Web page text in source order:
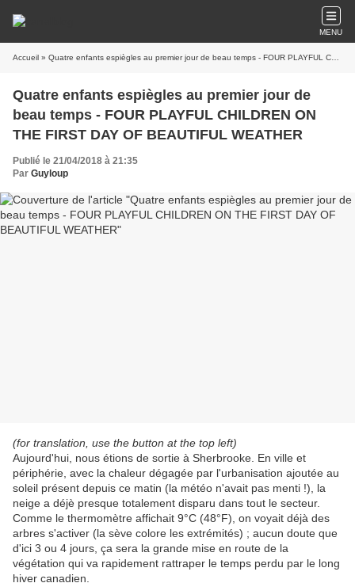
MENU
Accueil » Quatre enfants espiègles au premier jour de beau temps - FOUR PLAYFUL CHILDREN ON THE FIRST DAY OF BEAUTIFUL WEATHER
Quatre enfants espiègles au premier jour de
beau temps - FOUR PLAYFUL CHILDREN ON
THE FIRST DAY OF BEAUTIFUL WEATHER
Publié le 21/04/2018 à 21:35
Par Guyloup
(for translation, use the button at the top left)
Aujourd'hui, nous étions de sortie à Sherbrooke. En ville et
périphérie, avec la chaleur dégagée par l'urbanisation ajoutée au
soleil présent depuis ce matin (la météo n'avait pas menti !), la
neige a déjè presque totalement disparu dans tout le secteur.
Comme le thermomètre affichait 9°C (48°F), on voyait déjà des
arbres s'activer (la sève colore les extrémités) ; aucun doute que
d'ici 3 ou 4 jours, ça sera la grande mise en route de la
végétation qui va rapidement rattraper le temps perdu par le long
hiver canadien.